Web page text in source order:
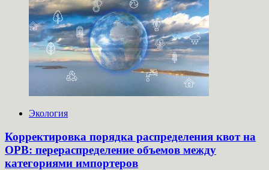
Экология
Корректировка порядка распределения квот на
ОРВ: перераспределение объемов между
категориями импортеров